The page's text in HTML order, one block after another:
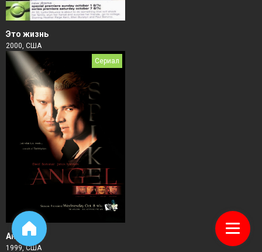
Это жизнь
2000, США
Сериал
Ангел
1999, США